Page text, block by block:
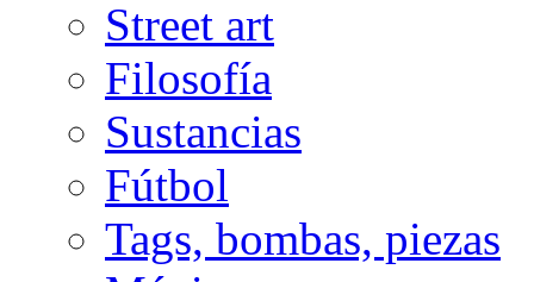
Street art
Filosofía
Sustancias
Fútbol
Tags, bombas, piezas